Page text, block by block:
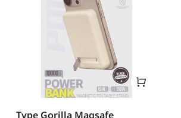
Type Gorilla Magsafe